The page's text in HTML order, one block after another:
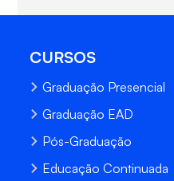
CURSOS
Graduação Presencial
Graduação EAD
Pós-Graduação
Educação Continuada